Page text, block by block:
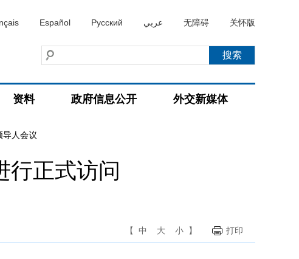
Español Русский عربي 无障碍 关怀版
资料 政府信息公开 外交新媒体
导人会议
行正式访问
【 中 大 小 】 打印